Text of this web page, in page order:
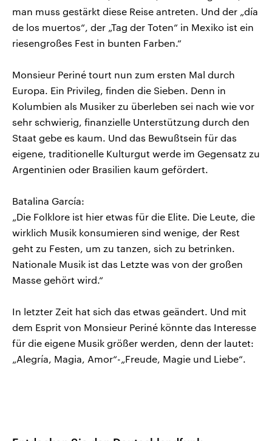
man muss gestärkt diese Reise antreten. Und der „día
de los muertos“, der „Tag der Toten“ in Mexiko ist ein
riesengroßes Fest in bunten Farben.“
Monsieur Periné tourt nun zum ersten Mal durch
Europa. Ein Privileg, finden die Sieben. Denn in
Kolumbien als Musiker zu überleben sei nach wie vor
sehr schwierig, finanzielle Unterstützung durch den
Staat gebe es kaum. Und das Bewußtsein für das
eigene, traditionelle Kulturgut werde im Gegensatz zu
Argentinien oder Brasilien kaum gefördert.
Batalina García:
„Die Folklore ist hier etwas für die Elite. Die Leute, die
wirklich Musik konsumieren sind wenige, der Rest
geht zu Festen, um zu tanzen, sich zu betrinken.
Nationale Musik ist das Letzte was von der großen
Masse gehört wird.“
In letzter Zeit hat sich das etwas geändert. Und mit
dem Esprit von Monsieur Periné könnte das Interesse
für die eigene Musik größer werden, denn der lautet:
„Alegría, Magia, Amor“-„Freude, Magie und Liebe“.